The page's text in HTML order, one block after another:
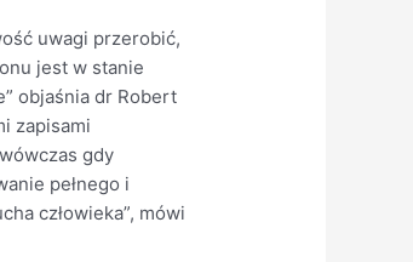
uwagi przerobić,
jest w stanie
objaśnia dr Robert
zapisami
gdy
pełnego i
człowieka”, mówi